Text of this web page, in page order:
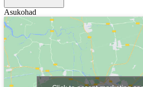
Asukohad